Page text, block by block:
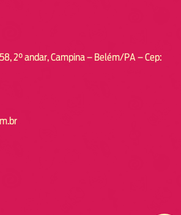
2° andar, Campina – Belém/PA – Cep: